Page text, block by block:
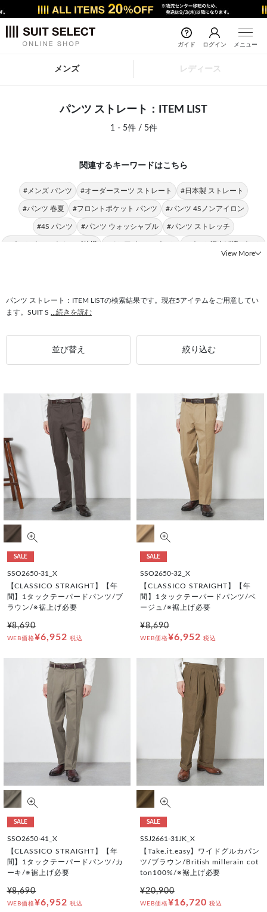
ガイド ログイン メニュー
メンズ レディース
パンツ ストレート：ITEM LIST
1 - 5件 / 5件
関連するキーワードはこちら
#メンズ パンツ #オーダースーツ ストレート #日本製 ストレート
#パンツ 春夏 #フロントポケット パンツ #パンツ 4Sノンアイロン
#4S パンツ #パンツ ウォッシャブル #パンツ ストレッチ
#パンツ ウエストムーブ仕様 #ノンアイロン パンツ #パンツ裾上げ済 パンツ
#ドレスシューズ ストレート #ストレート シューズ #ストレート スリム
View More
パンツ ストレート：ITEM LISTの検索結果です。現在5アイテムをご用意してい
ます。SUIT S
...続きを読む
並び替え 絞り込む
SALE
SSO2650-31_X
【CLASSICO STRAIGHT】【年
間】1タックテーパードパンツ/ブ
ラウン/※裾上げ必要
¥8,690
WEB価格¥6,952 税込
SALE
SSO2650-32_X
【CLASSICO STRAIGHT】【年
間】1タックテーパードパンツ/ベ
ージュ/※裾上げ必要
¥8,690
WEB価格¥6,952 税込
SALE
SSO2650-41_X
【CLASSICO STRAIGHT】【年
間】1タックテーパードパンツ/カ
ーキ/※裾上げ必要
¥8,690
WEB価格¥6,952 税込
SALE
SSJ2661-31JK_X
【Take.it.easy】ワイドグルカパン
ツ/ブラウン/British millerain cot
ton100%/※裾上げ必要
¥20,900
WEB価格¥16,720 税込